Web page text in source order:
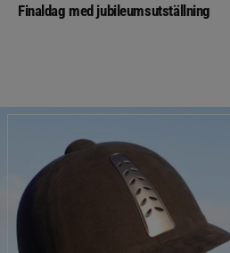
Finaldag med jubileumsutställning